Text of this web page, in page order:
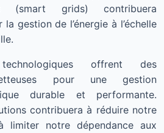
(smart grids) contribuera
gestion de l’énergie à l’échelle
offrent des
pour une gestion
durable et performante.
contribuera à réduire notre
limiter notre dépendance aux